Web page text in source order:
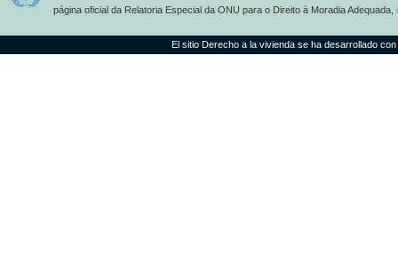
página oficial da Relatoria Especial da ONU para o Direito à Moradia Adequada,
El sitio Derecho a la vivienda se ha desarrollado